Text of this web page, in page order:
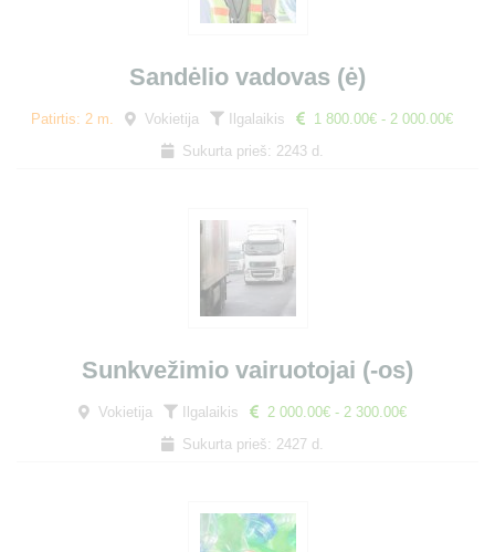
Sandėlio vadovas (ė)
Patirtis: 2 m. Vokietija Ilgalaikis
1 800.00€ - 2 000.00€
Sukurta prieš: 2243 d.
Sunkvežimio vairuotojai (-os)
Vokietija Ilgalaikis
2 000.00€ - 2 300.00€
Sukurta prieš: 2427 d.